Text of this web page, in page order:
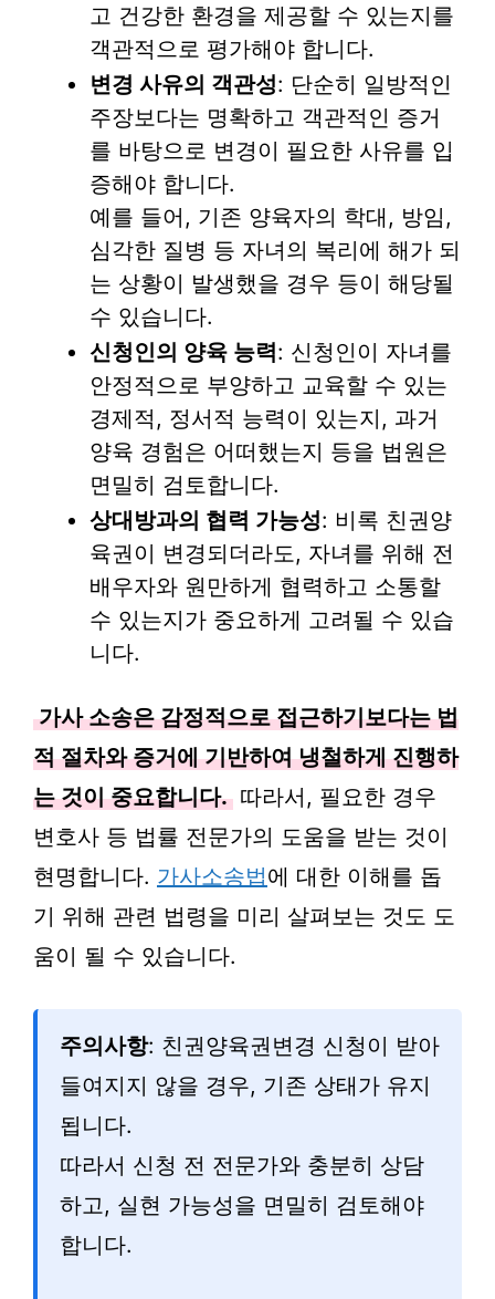
고 건강한 환경을 제공할 수 있는지를
객관적으로 평가해야 합니다.
변경 사유의 객관성: 단순히 일방적인
주장보다는 명확하고 객관적인 증거
를 바탕으로 변경이 필요한 사유를 입
증해야 합니다.
예를 들어, 기존 양육자의 학대, 방임,
심각한 질병 등 자녀의 복리에 해가 되
는 상황이 발생했을 경우 등이 해당될
수 있습니다.
신청인의 양육 능력: 신청인이 자녀를
안정적으로 부양하고 교육할 수 있는
경제적, 정서적 능력이 있는지, 과거
양육 경험은 어떠했는지 등을 법원은
면밀히 검토합니다.
상대방과의 협력 가능성: 비록 친권양
육권이 변경되더라도, 자녀를 위해 전
배우자와 원만하게 협력하고 소통할
수 있는지가 중요하게 고려될 수 있습
니다.
가사 소송은 감정적으로 접근하기보다는 법
적 절차와 증거에 기반하여 냉철하게 진행하
는 것이 중요합니다. 따라서, 필요한 경우
변호사 등 법률 전문가의 도움을 받는 것이
현명합니다. 가사소송법에 대한 이해를 돕
기 위해 관련 법령을 미리 살펴보는 것도 도
움이 될 수 있습니다.
주의사항: 친권양육권변경 신청이 받아
들여지지 않을 경우, 기존 상태가 유지
됩니다.
따라서 신청 전 전문가와 충분히 상담
하고, 실현 가능성을 면밀히 검토해야
합니다.